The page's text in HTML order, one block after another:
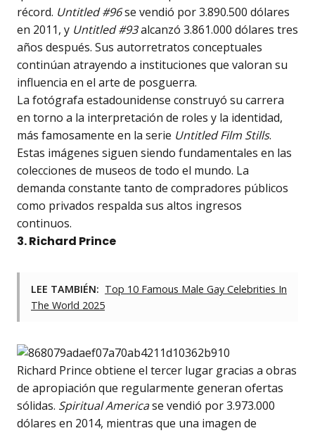
récord. Untitled #96se vendió por 3.890.500 dólares
en 2011, y Untitled #93alcanzó 3.861.000 dólares tres
años después. Sus autorretratos conceptuales
continúan atrayendo a instituciones que valoran su
influencia en el arte de posguerra.
La fotógrafa estadounidense construyó su carrera
en torno a la interpretación de roles y la identidad,
más famosamente en la serie Untitled Film Stills.
Estas imágenes siguen siendo fundamentales en las
colecciones de museos de todo el mundo. La
demanda constante tanto de compradores públicos
como privados respalda sus altos ingresos
continuos.
3. Richard Prince
LEE TAMBIÉN: Top 10 Famous Male Gay Celebrities In
The World 2025
Richard Prince obtiene el tercer lugar gracias a obras
de apropiación que regularmente generan ofertas
sólidas. Spiritual Americase vendió por 3.973.000
dólares en 2014, mientras que una imagen de